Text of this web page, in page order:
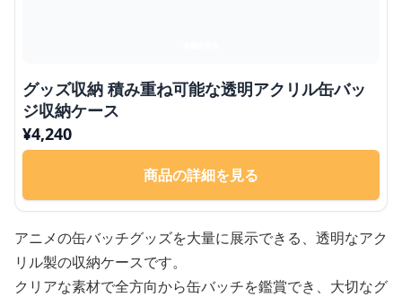
グッズ収納 積み重ね可能な透明アクリル缶バッ
ジ収納ケース
¥4,240
商品の詳細を見る
アニメの缶バッチグッズを大量に展示できる、透明なアク
リル製の収納ケースです。
クリアな素材で全方向から缶バッチを鑑賞でき、大切なグ